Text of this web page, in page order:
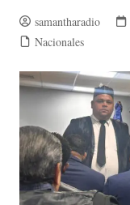
samantharadio
Nacionales